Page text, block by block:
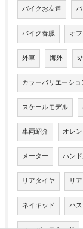
バイクお友達
バイク春服 オ
外車 海外
カラーバリエーショ
スケールモデル
車両紹介 オレ
メーター ハン
リアタイヤ リ
ネイキッド ハ